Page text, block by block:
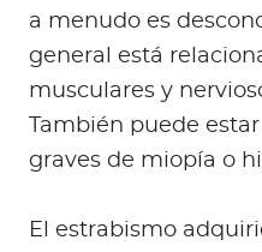
a menudo es
general está
musculares y
También puede
graves de miopía o
El estrabismo